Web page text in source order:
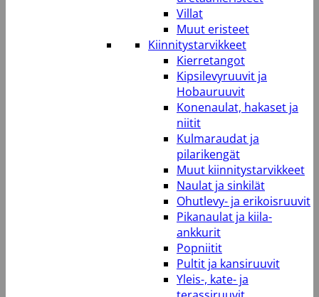
Villat
Muut eristeet
Kiinnitystarvikkeet
Kierretangot
Kipsilevyruuvit ja
Hobauruuvit
Konenaulat, hakaset ja
niitit
Kulmaraudat ja
pilarikengät
Muut kiinnitystarvikkeet
Naulat ja sinkilät
Ohutlevy- ja erikoisruuvit
Pikanaulat ja kiila-
ankkurit
Popniitit
Pultit ja kansiruuvit
Yleis-, kate- ja